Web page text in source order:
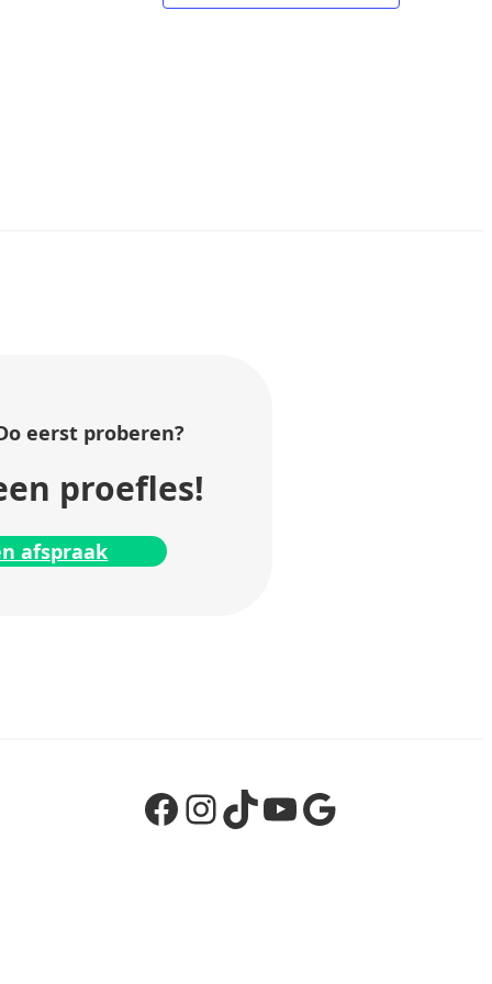
eerst proberen?
proefles!
afspraak
Facebook InstagramTikTok YouTube Google